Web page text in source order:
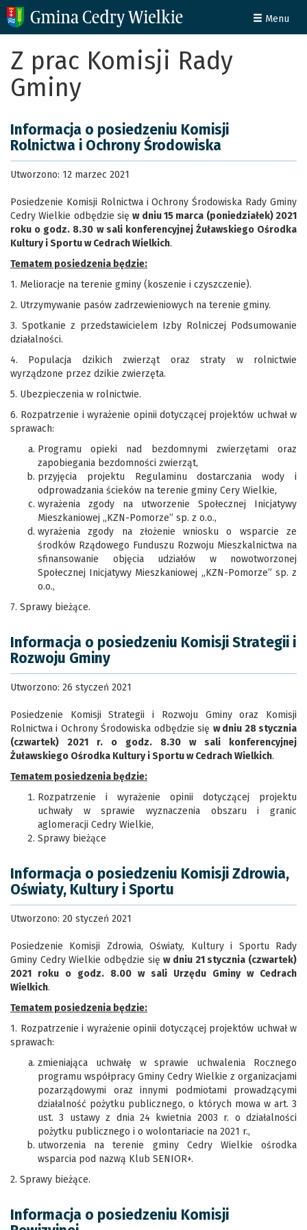
Menu
Z prac Komisji Rady
Gminy
Informacja o posiedzeniu Komisji
Rolnictwa i Ochrony Środowiska
Utworzono: 12 marzec 2021
Posiedzenie Komisji Rolnictwa i Ochrony Środowiska Rady Gminy
Cedry Wielkie odbędzie sięw dniu 15 marca (poniedziałek) 2021
roku o godz. 8.30 w sali konferencyjnej Żuławskiego Ośrodka
Kultury i Sportu w Cedrach Wielkich.
Tematem posiedzenia będzie:
1. Melioracje na terenie gminy (koszenie i czyszczenie).
2. Utrzymywanie pasów zadrzewieniowych na terenie gminy.
3. Spotkanie z przedstawicielem Izby Rolniczej Podsumowanie
działalności.
4. Populacja dzikich zwierząt oraz straty w rolnictwie
wyrządzone przez dzikie zwierzęta.
5. Ubezpieczenia w rolnictwie.
6. Rozpatrzenie i wyrażenie opinii dotyczącej projektów uchwał w
sprawach:
Programu opieki nad bezdomnymi zwierzętami oraz
zapobiegania bezdomności zwierząt,
przyjęcia projektu Regulaminu dostarczania wody i
odprowadzania ścieków na terenie gminy Cery Wielkie,
wyrażenia zgody na utworzenie Społecznej Inicjatywy
Mieszkaniowej „KZN-Pomorze” sp. z o.o.,
wyrażenia zgody na złożenie wniosku o wsparcie ze
środków Rządowego Funduszu Rozwoju Mieszkalnictwa na
sfinansowanie objęcia udziałów w nowotworzonej
Społecznej Inicjatywy Mieszkaniowej „KZN-Pomorze” sp. z
o.o.,
7. Sprawy bieżące.
Informacja o posiedzeniu Komisji Strategii i
Rozwoju Gminy
Utworzono: 26 styczeń 2021
Posiedzenie Komisji Strategii i Rozwoju Gminy oraz Komisji
Rolnictwa i Ochrony Środowiska odbędzie się w dniu 28 stycznia
(czwartek) 2021 r. o godz. 8.30 w sali konferencyjnej
Żuławskiego Ośrodka Kultury i Sportu w Cedrach Wielkich.
Tematem posiedzenia będzie:
Rozpatrzenie i wyrażenie opinii dotyczącej projektu
uchwały w sprawie wyznaczenia obszaru i granic
aglomeracji Cedry Wielkie,
Sprawy bieżące
Informacja o posiedzeniu Komisji Zdrowia,
Oświaty, Kultury i Sportu
Utworzono: 20 styczeń 2021
Posiedzenie Komisji Zdrowia, Oświaty, Kultury i Sportu Rady
Gminy Cedry Wielkie odbędzie sięw dniu 21 stycznia (czwartek)
2021 roku o godz. 8.00 w sali Urzędu Gminy w Cedrach
Wielkich.
Tematem posiedzenia będzie:
1. Rozpatrzenie i wyrażenie opinii dotyczącej projektów uchwał w
sprawach:
zmieniająca uchwałę w sprawie uchwalenia Rocznego
programu współpracy Gminy Cedry Wielkie z organizacjami
pozarządowymi oraz innymi podmiotami prowadzącymi
działalność pożytku publicznego, o których mowa w art. 3
ust. 3 ustawy z dnia 24 kwietnia 2003 r. o działalności
pożytku publicznego i o wolontariacie na 2021 r.,
utworzenia na terenie gminy Cedry Wielkie ośrodka
wsparcia pod nazwą Klub SENIOR+.
2. Sprawy bieżące.
Informacja o posiedzeniu Komisji